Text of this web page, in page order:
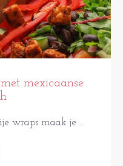
mexicaanse
wraps maak je ...